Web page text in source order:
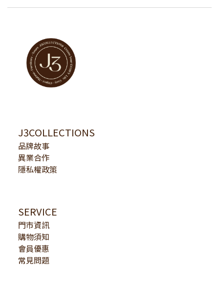
J3COLLECTIONS
品牌故事
異業合作
隱私權政策
SERVICE
門市資訊
購物須知
會員優惠
常見問題